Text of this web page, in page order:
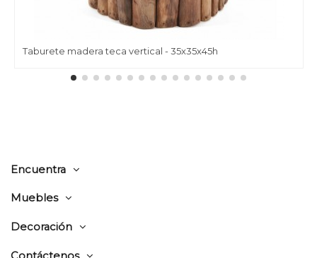
Taburete madera teca vertical - 35x35x45h
Encuentra
Muebles
Decoración